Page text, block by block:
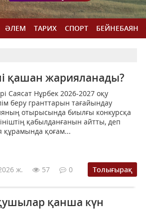
ӘЛЕМ ТАРИХ СПОРТ БЕЙНЕБАЯН
қашан жарияланады?
Саясат Нұрбек 2026-2027 оқу
беру гранттарын тағайындау
отырысында биылғы конкурсқа
қабылданғанын айтты, деп
құрамында қоғам...
ж. 57 0 Толығырақ
қанша күн